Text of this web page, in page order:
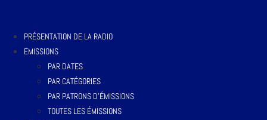
PRÉSENTATION DE LA RADIO
EMISSIONS
PAR DATES
PAR CATÉGORIES
PAR PATRONS D’ÉMISSIONS
TOUTES LES ÉMISSIONS